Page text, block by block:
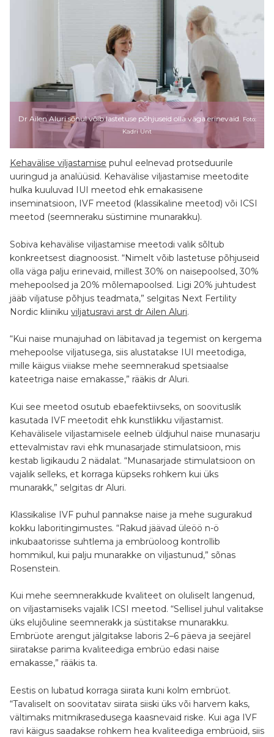
Dr Ailen Aluri sõnul võib lastetuse põhjuseid olla väga erinevaid. Foto:
Kadri Unt
Kehavälise viljastamise puhul eelnevad protseduurile
uuringud ja analüüsid. Kehavälise viljastamise meetodite
hulka kuuluvad IUI meetod ehk emakasisene
inseminatsioon, IVF meetod (klassikaline meetod) või ICSI
meetod (seemneraku süstimine munarakku).
Sobiva kehavälise viljastamise meetodi valik sõltub
konkreetsest diagnoosist. “Nimelt võib lastetuse põhjuseid
olla väga palju erinevaid, millest 30% on naisepoolsed, 30%
mehepoolsed ja 20% mõlemapoolsed. Ligi 20% juhtudest
jääb viljatuse põhjus teadmata,” selgitas Next Fertility
Nordic kliiniku viljatusravi arst dr Ailen Aluri.
“Kui naise munajuhad on läbitavad ja tegemist on kergema
mehepoolse viljatusega, siis alustatakse IUI meetodiga,
mille käigus viiakse mehe seemnerakud spetsiaalse
kateetriga naise emakasse,” rääkis dr Aluri.
Kui see meetod osutub ebaefektiivseks, on soovituslik
kasutada IVF meetodit ehk kunstlikku viljastamist.
Kehavälisele viljastamisele eelneb üldjuhul naise munasarju
ettevalmistav ravi ehk munasarjade stimulatsioon, mis
kestab ligikaudu 2 nädalat. “Munasarjade stimulatsioon on
vajalik selleks, et korraga küpseks rohkem kui üks
munarakk,” selgitas dr Aluri.
Klassikalise IVF puhul pannakse naise ja mehe sugurakud
kokku laboritingimustes. “Rakud jäävad üleöö n-ö
inkubaatorisse suhtlema ja embrüoloog kontrollib
hommikul, kui palju munarakke on viljastunud,” sõnas
Rosenstein.
Kui mehe seemnerakkude kvaliteet on oluliselt langenud,
on viljastamiseks vajalik ICSI meetod. “Sellisel juhul valitakse
üks elujõuline seemnerakk ja süstitakse munarakku.
Embrüote arengut jälgitakse laboris 2–6 päeva ja seejärel
siiratakse parima kvaliteediga embrüo edasi naise
emakasse,” rääkis ta.
Eestis on lubatud korraga siirata kuni kolm embrüot.
“Tavaliselt on soovitatav siirata siiski üks või harvem kaks,
vältimaks mitmikrasedusega kaasnevaid riske. Kui aga IVF
ravi käigus saadakse rohkem hea kvaliteediga embrüoid, siis